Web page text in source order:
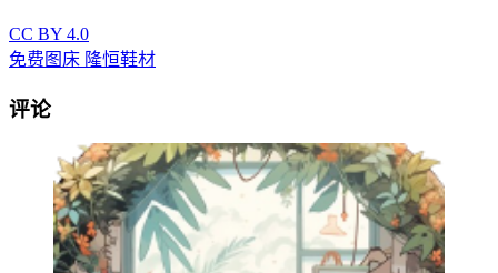
CC BY 4.0
免费图床 隆恒鞋材
评论